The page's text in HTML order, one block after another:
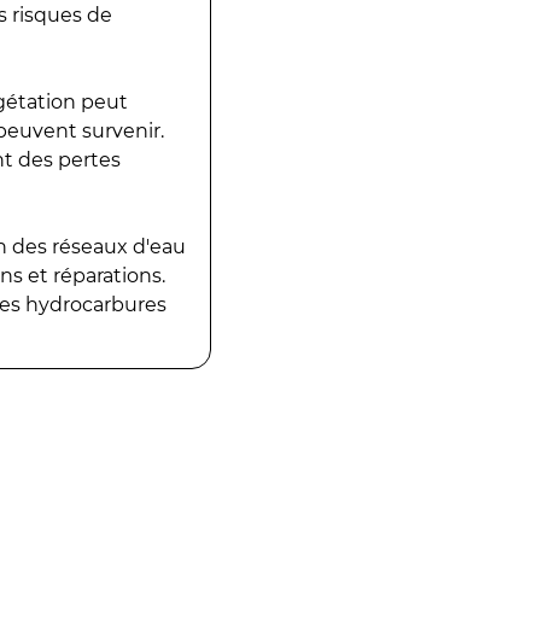
risques de
peut
survenir.
des pertes
des réseaux d'eau
et réparations.
hydrocarbures